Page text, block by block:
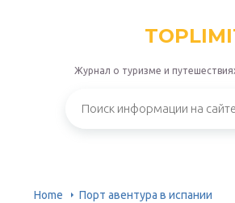
Журнал о туризме и
Home Порт авентура в испании